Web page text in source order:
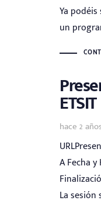
Ya
un
ETSIT
hace 2
Tags
A Fecha y
La